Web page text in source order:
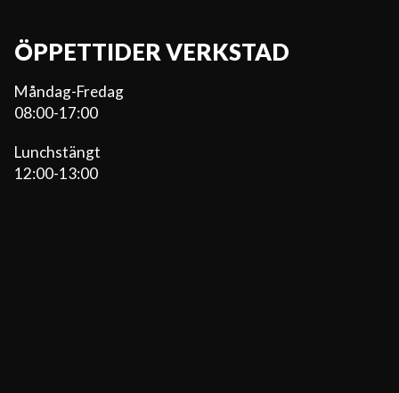
ÖPPETTIDER VERKSTAD
Måndag-Fredag
08:00-17:00
Lunchstängt
12:00-13:00